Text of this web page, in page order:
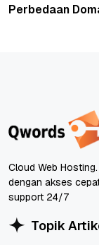
Perbedaan
Cloud Web
dengan akses
support 24/7
Topik